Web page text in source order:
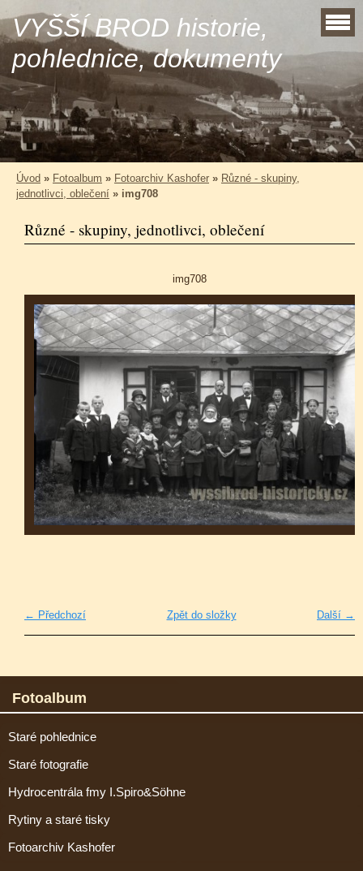
VYŠŠÍ BROD historie,
pohlednice, dokumenty
Úvod » Fotoalbum » Fotoarchiv Kashofer » Různé - skupiny,
jednotlivci, oblečení » img708
Různé - skupiny, jednotlivci, oblečení
img708
← Předchozí Další →
Zpět do složky
Fotoalbum
Staré pohlednice
Staré fotografie
Hydrocentrála fmy I.Spiro&Söhne
Rytiny a staré tisky
Fotoarchiv Kashofer